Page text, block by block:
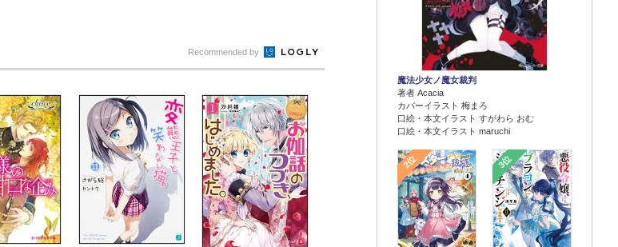
魔法少女ノ魔女裁判
著者 Acacia
カバーイラスト 梅まろ
口絵・本文イラスト すがわら おむ
口絵・本文イラスト maruchi
2位 3位
Recommended by